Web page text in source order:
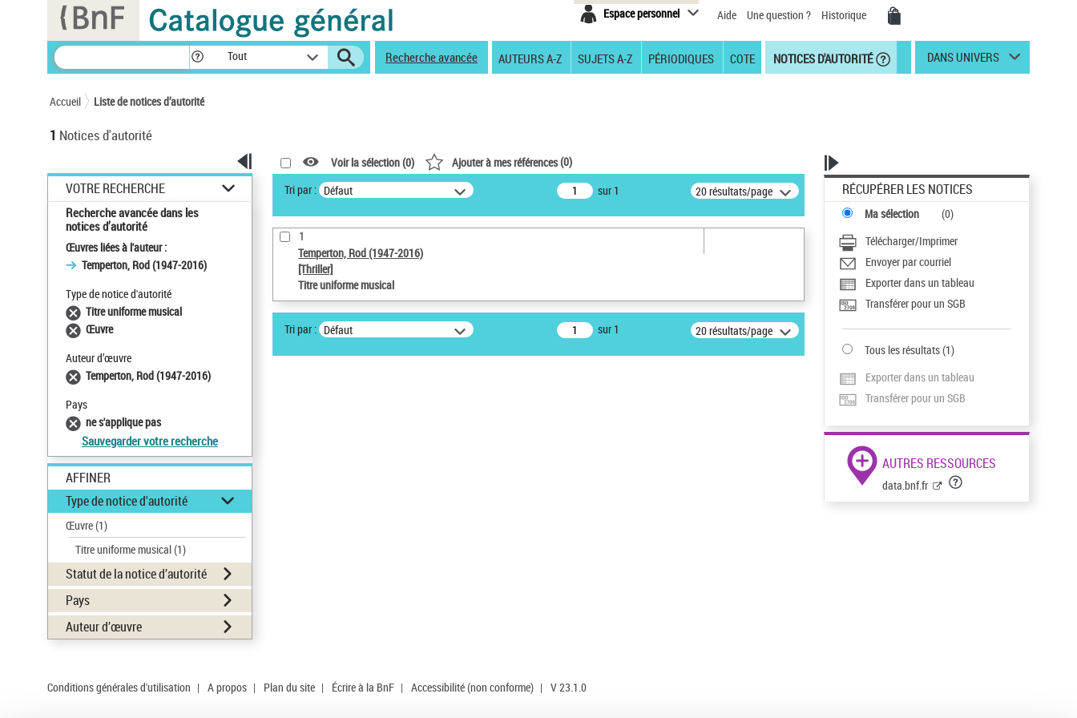
Espace personnel Aide Une question ? Historique
Tout Recherche avancée AUTEURS A-Z SUJETS A-Z PÉRIODIQUES COTE NOTICES D'AUTORITÉ DANS UNIVERS
Accueil Liste de notices d’autorité
1 Notices d'autorité
VOTRE RECHERCHE
Recherche avancée dans les
notices d’autorité
Œuvres liées à l'auteur :
Temperton, Rod (1947-2016)
Type de notice d'autorité
Titre uniforme musical
Œuvre
Auteur d’œuvre
Temperton, Rod (1947-2016)
Pays
ne s'applique pas
Sauvegarder votre recherche
AFFINER
Type de notice d'autorité
Œuvre(1)
Titre uniforme musical(1)
Statut de la notice d’autorité
Pays
Auteur d’œuvre
Voir la sélection (0) Ajouter à mes références(0)
Tri par : Défaut sur 1 20 résultats/page
1
Temperton, Rod (1947-2016)
[Thriller]
Titre uniforme musical
Tri par : Défaut sur 1 20 résultats/page
RÉCUPÉRER LES NOTICES
Ma sélection (0)
Télécharger/Imprimer
Envoyer par courriel
Exporter dans un tableau
Transférer pour un SGB
Tous les résultats(1)
Exporter dans un tableau
Transférer pour un SGB
AUTRES RESSOURCES
data.bnf.fr
Conditions générales d'utilisation | A propos | Plan du site | Écrire à la BnF | Accessibilité (non conforme) | V 23.1.0
Panneau de gestion des cookies